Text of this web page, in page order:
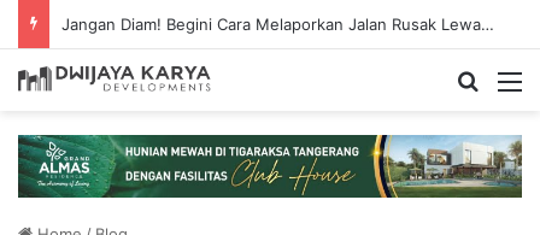
Jangan Diam! Begini Cara Melaporkan Jalan Rusak Lewat Aplikasi Ponsel